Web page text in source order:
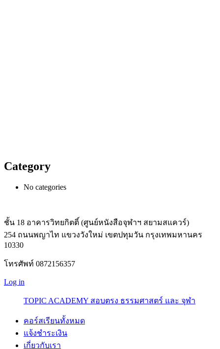
Category
No categories
ชั้น 18 อาคารวิทยกิตติ์ (ศูนย์หนังสือจุฬาฯ สยามสแควร์)
254 ถนนพญาไท แขวงวังใหม่ เขตปทุมวัน กรุงเทพมหานคร
10330
โทรศัพท์ 0872156357
Log in
TOPIC ACADEMY สอบตรง ธรรมศาสตร์ และ จุฬา
คอร์สเรียนทั้งหมด
แจ้งชำระเงิน
เกี่ยวกับเรา